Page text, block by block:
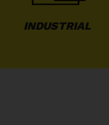
INDUSTRIAL